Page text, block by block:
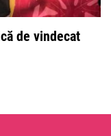
de vindecat